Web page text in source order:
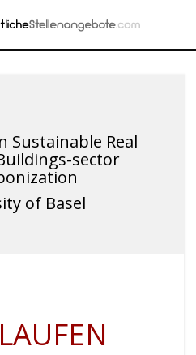
Sustainable Real
sector
of Basel